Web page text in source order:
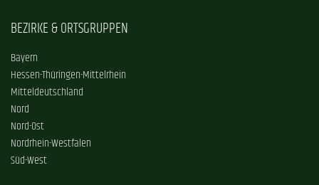
BEZIRKE & ORTSGRUPPEN
Bayern
Hessen-Thüringen-Mittelrhein
Mitteldeutschland
Nord
Nord-Ost
Nordrhein-Westfalen
Süd-West